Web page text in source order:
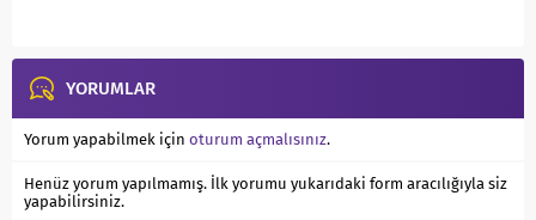
YORUMLAR
Yorum yapabilmek için oturum açmalısınız.
Henüz yorum yapılmamış. İlk yorumu yukarıdaki form aracılığıyla siz
yapabilirsiniz.